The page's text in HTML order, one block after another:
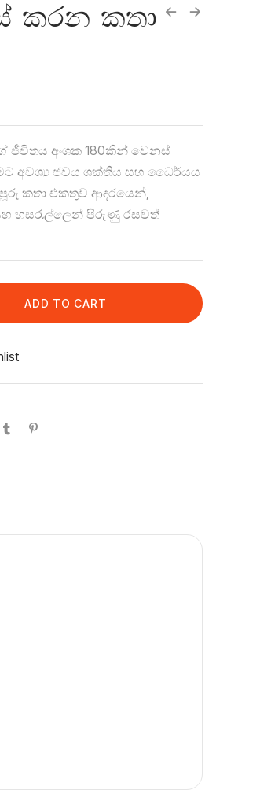
කරන කතා
ජීවිතය අංශක 180කින් වෙනස්
අවශ්‍ය ජවය ශක්තිය සහ ධෛර්යය
කතා එකතුව ආදරයෙන්,
හසරැල්ලෙන් පිරුණු රසවත්
ADD TO CART